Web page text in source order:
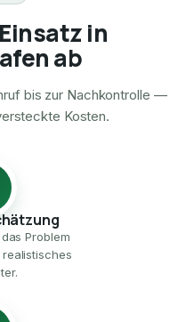
in
ab
bis zur Nachkontrolle —
Kosten.
Problem